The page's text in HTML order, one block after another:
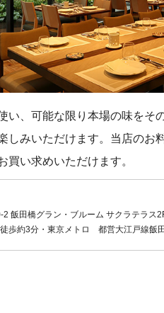
い、可能な限り本場の味をそ
しみいただけます。当店のお
買い求めいただけます。
飯田橋グラン・ブルーム サクラテラス
歩約3分・東京メトロ 都営大江戸線飯